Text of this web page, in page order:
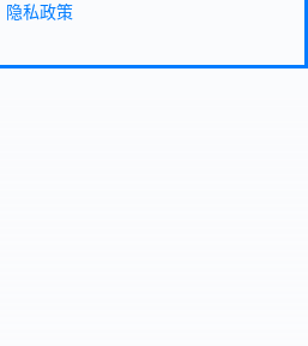
隐私政策